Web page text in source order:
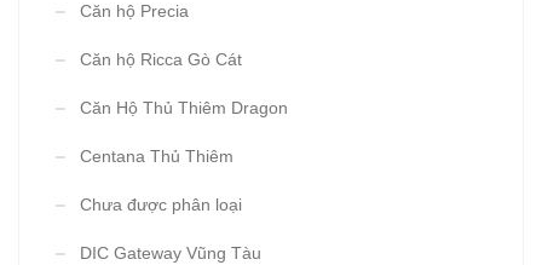
Căn hộ Precia
Căn hộ Ricca Gò Cát
Căn Hộ Thủ Thiêm Dragon
Centana Thủ Thiêm
Chưa được phân loại
DIC Gateway Vũng Tàu